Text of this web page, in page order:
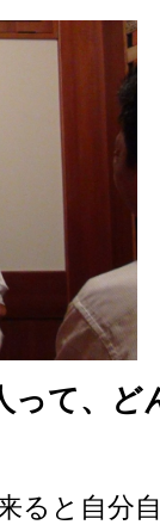
って、ど
ると自分